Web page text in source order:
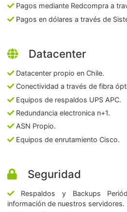
Pagos mediante Redcompra a
Pagos en dólares a través de
Datacenter
Datacenter propio en Chile.
Conectividad a través de fibra
Equipos de respaldos UPS APC.
Redundancia electronica n+1.
ASN Propio.
Equipos de enrutamiento Cisco.
Seguridad
Respaldos y Backups
información de nuestros servidores.